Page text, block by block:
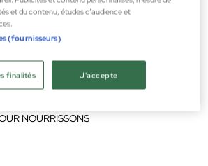
NOURRISSONS
et du contenu, études d’audience et
(fournisseurs)
J'accepte
finalités